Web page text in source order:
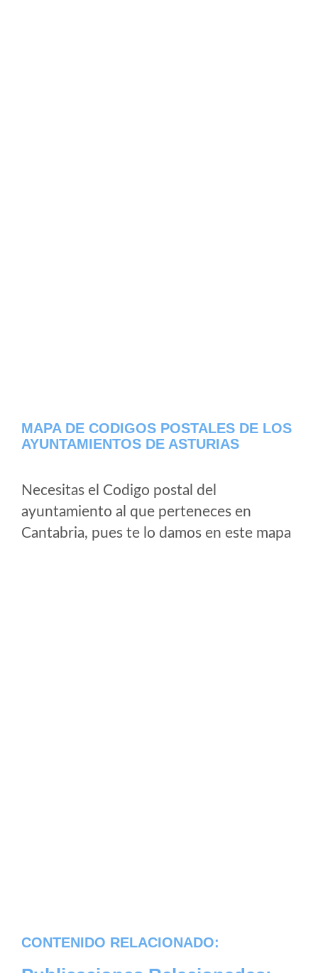
MAPA DE CODIGOS POSTALES DE LOS
AYUNTAMIENTOS DE ASTURIAS
Necesitas el Codigo postal del
ayuntamiento al que perteneces en
Cantabria, pues te lo damos en este mapa
CONTENIDO RELACIONADO: